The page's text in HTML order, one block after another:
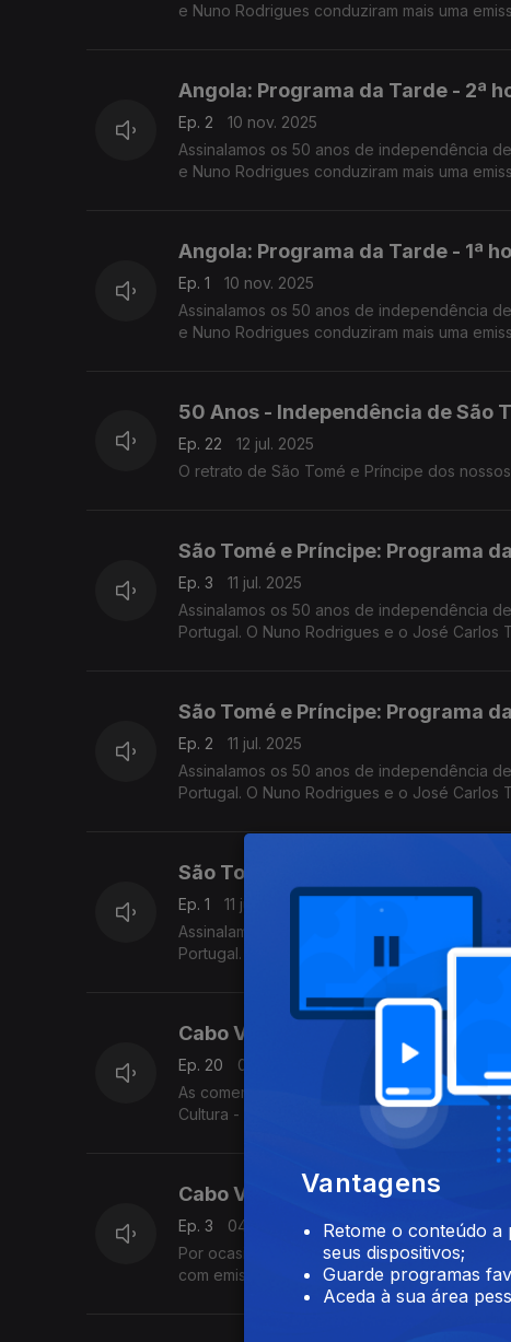
e Nuno Rodrigues conduziram mais uma
Angola: Programa da Tarde - 2ª
Ep. 2
10 nov. 2025
Assinalamos os 50 anos de independência
e Nuno Rodrigues conduziram mais uma
Angola: Programa da Tarde - 1ª
Ep. 1
10 nov. 2025
Assinalamos os 50 anos de independência
e Nuno Rodrigues conduziram mais uma
50 Anos - Independência de São
Ep. 22
12 jul. 2025
São Tomé e Príncipe: Programa
Ep. 3
11 jul. 2025
Assinalamos os 50 anos de independência
Portugal. O Nuno Rodrigues e o José Carlos
São Tomé e Príncipe: Programa
Ep. 2
11 jul. 2025
Assinalamos os 50 anos de independência
Portugal. O Nuno Rodrigues e o José Carlos
São Tomé e Príncipe: Programa da
Ep. 1
11 jul. 2025
Assinalamos os 50 anos de independência
Portugal. O Nuno Rodrigues e o José Carlos
Cabo Verde: Comemorações
Ep. 20
05 jul. 2025
As comemorações oficiais - bem como o
Cultura - numa emissão especial conduzida
Cabo Verde: Programa da Tarde -
Ep. 3
04 jul. 2025
Por ocasião dos 50 anos da independência
com emissão especial do Programa da
convidados na Estação da Damaia, na
Vantagens
Retome o conteúdo
seus dispositivos;
Guarde programas
Aceda à sua área